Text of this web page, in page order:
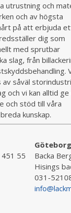
utrustning och
och av högsta
på att erbjuda
dig som
med sprutbar
slag, från
såväl storindustri
och vi kan alltid ge
och stöd till våra
kunskap.
55
Göteborg
Backa
Hisings
031-